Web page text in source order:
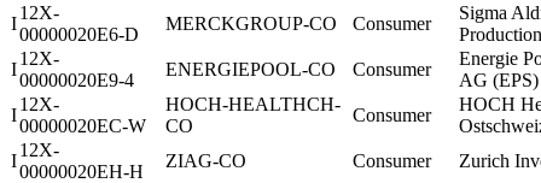
I
12X-
00000020E6-D
MERCKGROUP-CO Consumer
Sigma
I
12X-
00000020E9-4
ENERGIEPOOL-CO Consumer
Energie
AG (EPS)
I
12X-
00000020EC-W
HOCH-HEALTHCH-
CO
Consumer
HOCH
I
12X-
00000020EH-H
ZIAG-CO Consumer Zurich